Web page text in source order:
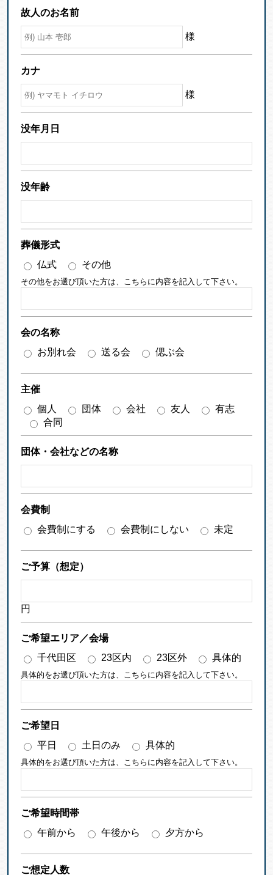
故人のお名前
様
カナ
様
没年月日
没年齢
葬儀形式
仏式
その他
その他をお選び頂いた方は、こちらに内容を記入して下さい。
会の名称
お別れ会
送る会 偲ぶ会
主催
個人
団体 会社 友人
有志
合同
団体・会社などの名称
会費制
会費制にする
会費制にしない 未定
ご予算（想定）
円
ご希望エリア／会場
千代田区
23区内 23区外 具体的
具体的をお選び頂いた方は、こちらに内容を記入して下さい。
ご希望日
平日
土日のみ 具体的
具体的をお選び頂いた方は、こちらに内容を記入して下さい。
ご希望時間帯
午前から
午後から 夕方から
ご想定人数